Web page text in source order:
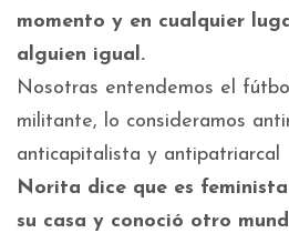
momento y en cualquier
alguien igual.
Nosotras entendemos el
militante, lo consideramos
anticapitalista y antipatriarcal
Norita dice que es
su casa y conoció otro